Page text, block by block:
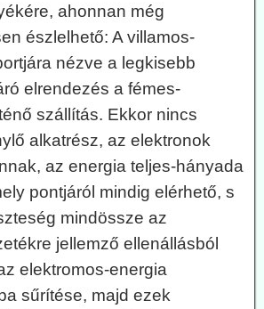
ahonnan még
észlelhető: A villamos-
nézve a legkisebb
elrendezés a fémes-
szállítás. Ekkor nincs
alkatrész, az elektronok
az energia teljes-hányada
pontjáról mindig elérhető, s
mindössze az
jellemző ellenállásból
elektromos-energia
sűrítése, majd ezek